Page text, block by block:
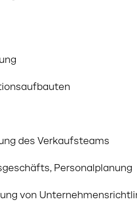
des Verkaufsteams
Personalplanung
von